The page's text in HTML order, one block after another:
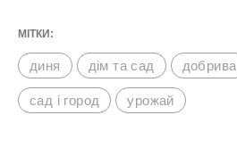
МІТКИ:
диня дім та сад добрива
сад і город урожай